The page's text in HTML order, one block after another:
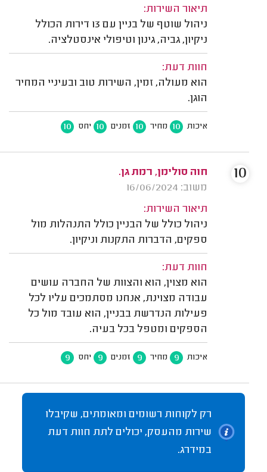
תיאור השירות:
ניהול שוטף של בניין עם 13 דירות הכולל
ניקיון, גביה, גינון וטיפולי אינסטלציה.
חוות דעת:
הוא מעולה, זמין, השירות טוב ובעיניי המחיר
הוגן.
איכות 10 מחיר 10 זמנים 10 יחס 10
חוה סולימן, רמת גן.
משוב: 16/06/2024
תיאור השירות:
ניהול כולל של הבניין כולל התנהלות מול
ספקים, הדברות התקנות וניקיון.
חוות דעת:
הוא מצוין, הוא והצוות של החברה עושים
עבודה מצוינת, אנחנו מסתמכים עליו לכל
פעילות הנדרשת בבניין, הוא עובד מול כל
הספקים ומטפל בכל בעיה.
איכות 9 מחיר 9 זמנים 9 יחס 9
10
רק לקוחות רשומים ומאומתים, שקיבלו
שירות מהעסק, יכולים לתת חוות דעת
במידרג.